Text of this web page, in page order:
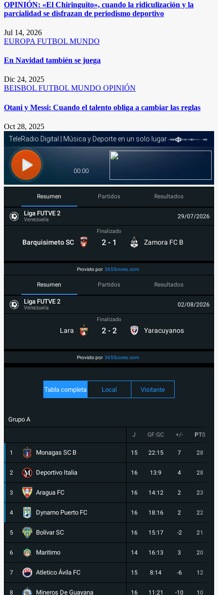
OPINIÓN: «El Chiringuito», cuando la ridiculización y la
parcialidad se disfrazan de periodismo deportivo
Jul 14, 2026
EUROPA FUTBOL MUNDO
En Navidad también se juega
Dic 24, 2025
BEISBOL FUTBOL MUNDO OPINIÓN
Otani y Messi: Cuando el talento obliga a cambiar las reglas
Oct 28, 2025
Resumen Partidos Resultados
Liga FUTVE 2
Venezuela 29/07/2026
Barquisimeto SC
Finalizado
2 - 1 Zamora FC B
Provisto por 365Scores.com
Resumen Partidos Resultados
Liga FUTVE 2
Venezuela 02/08/2026
Lara
Finalizado
2 - 2 Yaracuyanos
Provisto por 365Scores.com
Tabla completa Local Visitante
Grupo A
J GF:GC +/- PTS
1 Monagas SC B 15 22:15 7 28
2 Deportivo Italia 16 13:9 4 28
3 Aragua FC 16 14:12 2 23
4 Dynamo Puerto FC 16 18:16 2 22
5 Bolívar SC 16 15:17 -2 21
6 Maritimo 14 16:13 3 20
7 Atletico Ávila FC 15 8:14 -6 12
8 Mineros De Guayana 16 11:21 -10 10